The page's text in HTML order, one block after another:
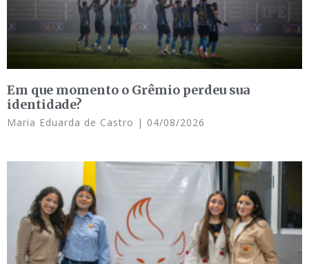
Em que momento o Grêmio perdeu sua
identidade?
Maria Eduarda de Castro 04/08/2026